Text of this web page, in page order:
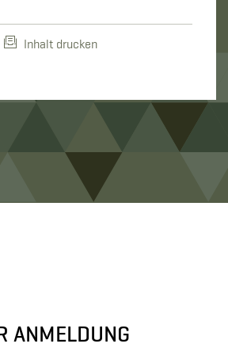
Inhalt drucken
ANMELDUNG